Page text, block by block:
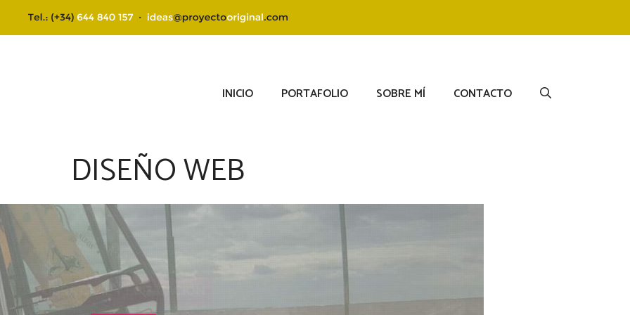
INICIO PORTAFOLIO SOBRE MÍ CONTACTO
DISEÑO WEB